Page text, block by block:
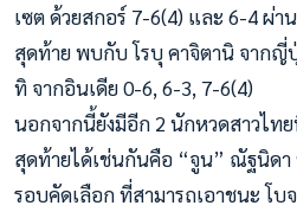
เซต ด้วยสกอร์ 7-6(4) และ 6-4 ผ่า
สุดท้าย พบกับ โรบุ คาจิตานิ จากญี่
ทิ จากอินเดีย 0-6, 6-3, 7-6(4)
นอกจากนี้ยังมีอีก 2 นักหวดสาวไท
สุดท้ายได้เช่นกันคือ “จูน” ณัฐนิดา
รอบคัดเลือก ที่สามารถเอาชนะ โบ